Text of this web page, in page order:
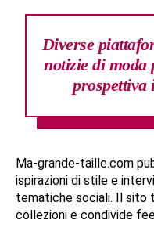
Diverse
notizie di
prospettiva
Ma-grande-taille.com
ispirazioni di stile e
tematiche sociali. Il sito
collezioni e condivide